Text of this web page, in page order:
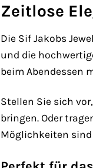
Zeitlose
Die Sif Jakobs
und die
beim Abendessen
Stellen Sie sich
bringen. Oder
Möglichkeiten sind